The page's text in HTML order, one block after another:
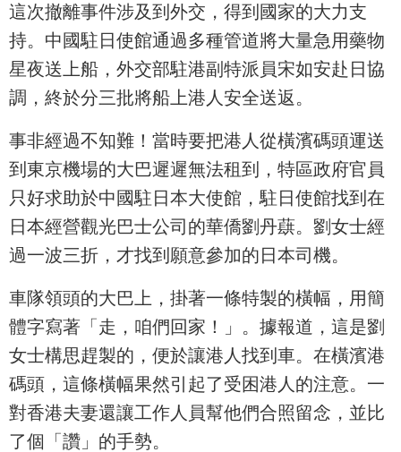
這次撤離事件涉及到外交，得到國家的大力支
持。中國駐日使館通過多種管道將大量急用藥物
星夜送上船，外交部駐港副特派員宋如安赴日協
調，終於分三批將船上港人安全送返。
事非經過不知難！當時要把港人從橫濱碼頭運送
到東京機場的大巴遲遲無法租到，特區政府官員
只好求助於中國駐日本大使館，駐日使館找到在
日本經營觀光巴士公司的華僑劉丹蕻。劉女士經
過一波三折，才找到願意參加的日本司機。
車隊領頭的大巴上，掛著一條特製的橫幅，用簡
體字寫著「走，咱們回家！」。據報道，這是劉
女士構思趕製的，便於讓港人找到車。在橫濱港
碼頭，這條橫幅果然引起了受困港人的注意。一
對香港夫妻還讓工作人員幫他們合照留念，並比
了個「讚」的手勢。